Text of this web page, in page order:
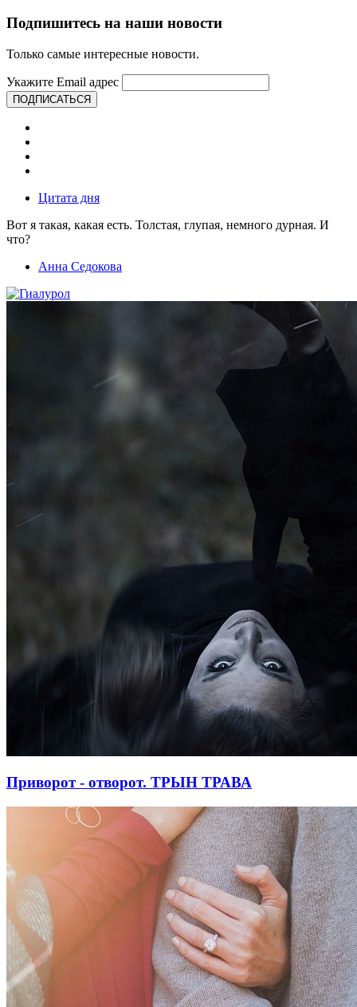
Подпишитесь на наши новости
Только самые интересные новости.
Укажите Email адрес
ПОДПИСАТЬСЯ
Цитата дня
Вот я такая, какая есть. Толстая, глупая, немного дурная. И
что?
Анна Седокова
Приворот - отворот. ТРЫН ТРАВА